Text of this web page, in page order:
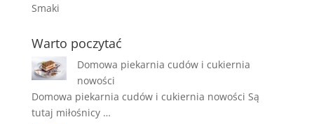
Smaki
Warto poczytać
Domowa piekarnia cudów i cukiernia
nowości
Domowa piekarnia cudów i cukiernia nowości Są
tutaj miłośnicy …